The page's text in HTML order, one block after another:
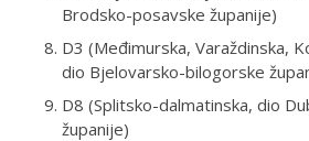
Brodsko-posavske županije)
D3 (Međimurska, Varaždinska,
dio Bjelovarsko-bilogorske
D8 (Splitsko-dalmatinska, dio
županije)